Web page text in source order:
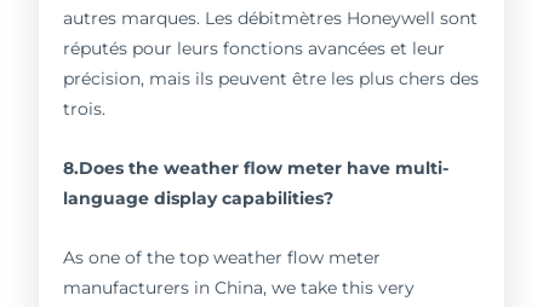
autres marques. Les débitmètres Honeywell sont
réputés pour leurs fonctions avancées et leur
précision, mais ils peuvent être les plus chers des
trois.
8.Does the weather flow meter have multi-
language display capabilities?
As one of the top weather flow meter
manufacturers in China, we take this very